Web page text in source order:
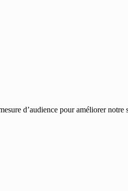
d’audience pour améliorer